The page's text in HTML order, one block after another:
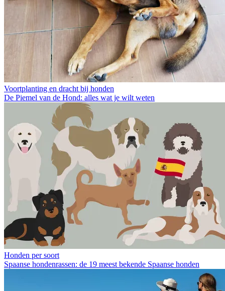
Voortplanting en dracht bij honden
De Piemel van de Hond: alles wat je wilt weten
Honden per soort
Spaanse hondenrassen: de 19 meest bekende Spaanse honden